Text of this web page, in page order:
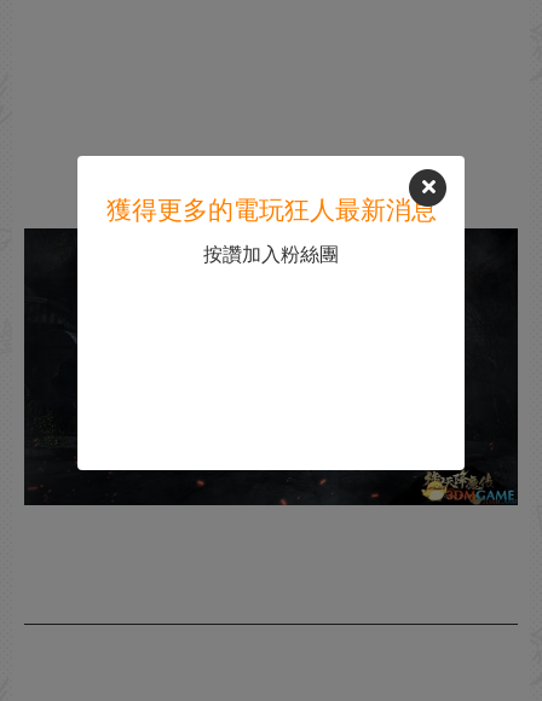
獲得更多的電玩狂人最新消息
按讚加入粉絲團